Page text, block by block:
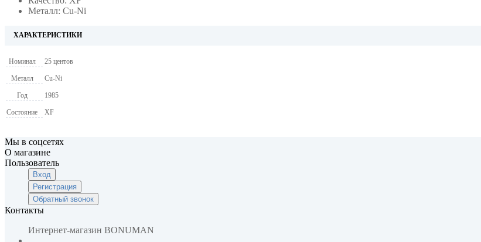
Металл: Cu-Ni
ХАРАКТЕРИСТИКИ
Номинал 25 центов
Металл Cu-Ni
Год 1985
Состояние XF
Мы в соцсетях
О магазине
Пользователь
Вход
Регистрация
Обратный звонок
Контакты
Интернет-магазин BONUMAN